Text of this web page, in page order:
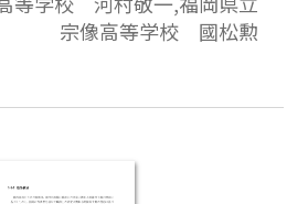
宗像高等学校 國松勲